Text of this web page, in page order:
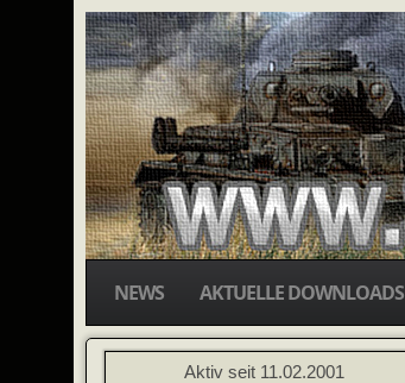
NEWS AKTUELLE DOWNLOADS
Aktiv seit 11.02.2001